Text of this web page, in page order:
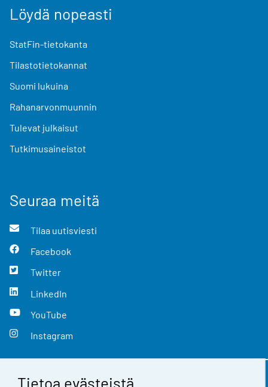
Tietoa evästeistä
Löydä nopeasti
StatFin-tietokanta
Tilastotietokannat
Suomi lukuina
Rahanarvonmuunnin
Tulevat julkaisut
Tutkimusaineistot
Seuraa meitä
Tilaa uutisviesti
Facebook
Twitter
LinkedIn
YouTube
Instagram